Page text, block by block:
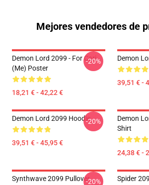
Mejores vendedores de
Demon Lord 2099 - For Cari
(me) Poster
18,21 € - 42,22 €
-20% Demon
39,51 € -
Demon Lord 2099 Hoodie
39,51 € - 45,95 €
-20%
Demon
Shirt
24,38 € -
Synthwave 2099 Pullover-20%
Spider